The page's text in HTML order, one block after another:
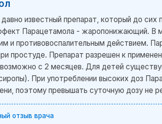
известный препарат, который до сих
Парацетамола - жаропонижающий. В
и противовоспалительным действием.
простуде. Препарат разрешен к
возможно с 2 месяцев. Для детей
При употреблении высоких доз
поэтому превышать суточную дозу не
отзыв врача